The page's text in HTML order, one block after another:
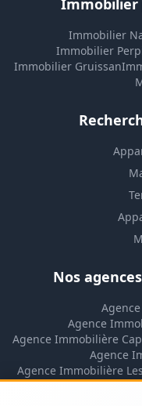
Immobilier
Immobilier
Immobilier
Immobilier Gruissan
Nos
Agence
Agence Immobilière
Agence
Agence Immobilière
Agence
Agence